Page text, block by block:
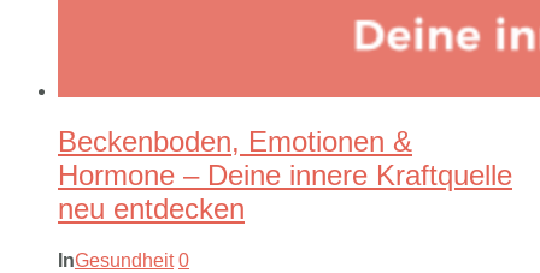
Beckenboden, Emotionen &
Hormone – Deine innere Kraftquelle
neu entdecken
InGesundheit 0